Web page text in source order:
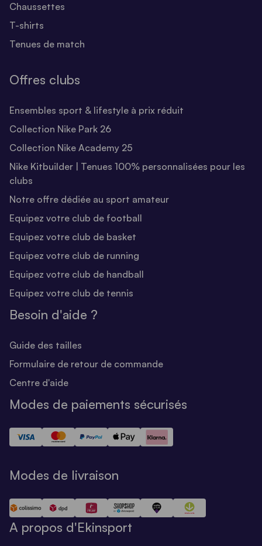
Chaussettes
T-shirts
Tenues de match
Offres clubs
Ensembles sport & lifestyle à prix réduit
Collection Nike Park 26
Collection Nike Academy 25
Nike Kitbuilder | Tenues 100% personnalisées pour les
clubs
Notre offre dédiée au sport amateur
Equipez votre club de football
Equipez votre club de basket
Equipez votre club de running
Equipez votre club de handball
Equipez votre club de tennis
Besoin d'aide ?
Guide des tailles
Formulaire de retour de commande
Centre d'aide
Modes de paiements sécurisés
Modes de livraison
A propos d'Ekinsport